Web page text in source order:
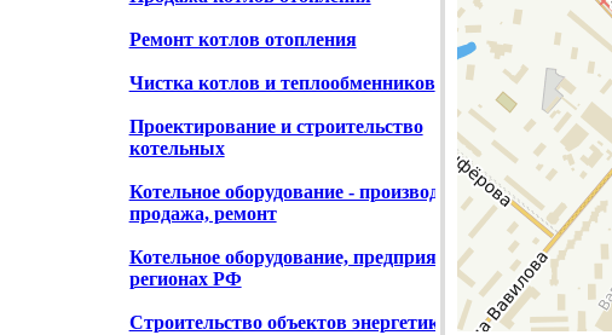
Ремонт котлов отопления
Чистка котлов и теплообменников
Проектирование и строительство
котельных
Котельное оборудование - производство,
продажа, ремонт
Котельное оборудование, предприятия в
регионах РФ
Строительство объектов энергетики